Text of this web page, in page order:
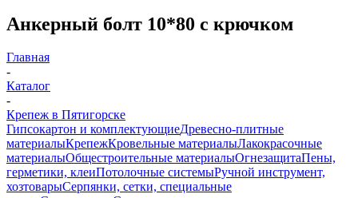
Анкерный болт 10*80 с крючком
Главная
-
Каталог
-
Крепеж в Пятигорске
Гипсокартон и комплектующиеДревесно-плитные
материалыКрепежКровельные материалыЛакокрасочные
материалыОбщестроительные материалыОгнезащитаПены,
герметики, клеиПотолочные системыРучной инструмент,
хозтоварыСерпянки, сетки, специальные